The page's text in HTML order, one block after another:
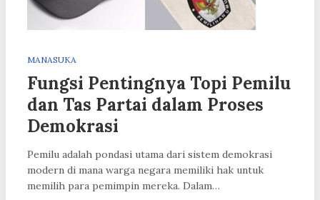
MANASUKA
Fungsi Pentingnya Topi Pemilu
dan Tas Partai dalam Proses
Demokrasi
Pemilu adalah pondasi utama dari sistem demokrasi
modern di mana warga negara memiliki hak untuk
memilih para pemimpin mereka. Dalam…